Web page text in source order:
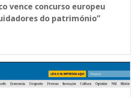
vence concurso europeu
do património”